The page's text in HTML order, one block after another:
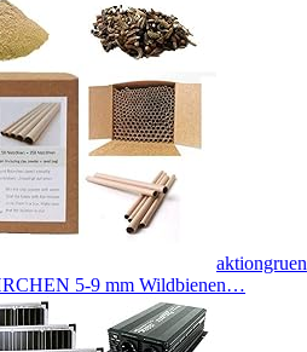
aktiongruen
5-9 mm Wildbienen…